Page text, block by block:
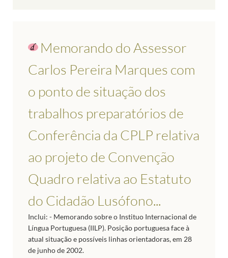
Memorando do Assessor
Carlos Pereira Marques com
o ponto de situação dos
trabalhos preparatórios de
Conferência da CPLP relativa
ao projeto de Convenção
Quadro relativa ao Estatuto
do Cidadão Lusófono...
Inclui: - Memorando sobre o Instituo Internacional de
Língua Portuguesa (IILP). Posição portuguesa face à
atual situação e possíveis linhas orientadoras, em 28
de junho de 2002.